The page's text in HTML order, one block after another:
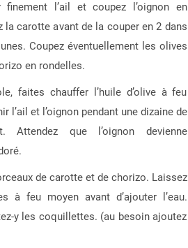
finement l’ail et coupez l’oignon en
la carotte avant de la couper en 2 dans
Coupez éventuellement les olives
en rondelles.
faites chauffer l’huile d’olive à feu
l’ail et l’oignon pendant une dizaine de
Attendez que l’oignon devienne
de carotte et de chorizo. Laissez
à feu moyen avant d’ajouter l’eau.
y les coquillettes. (au besoin ajoutez